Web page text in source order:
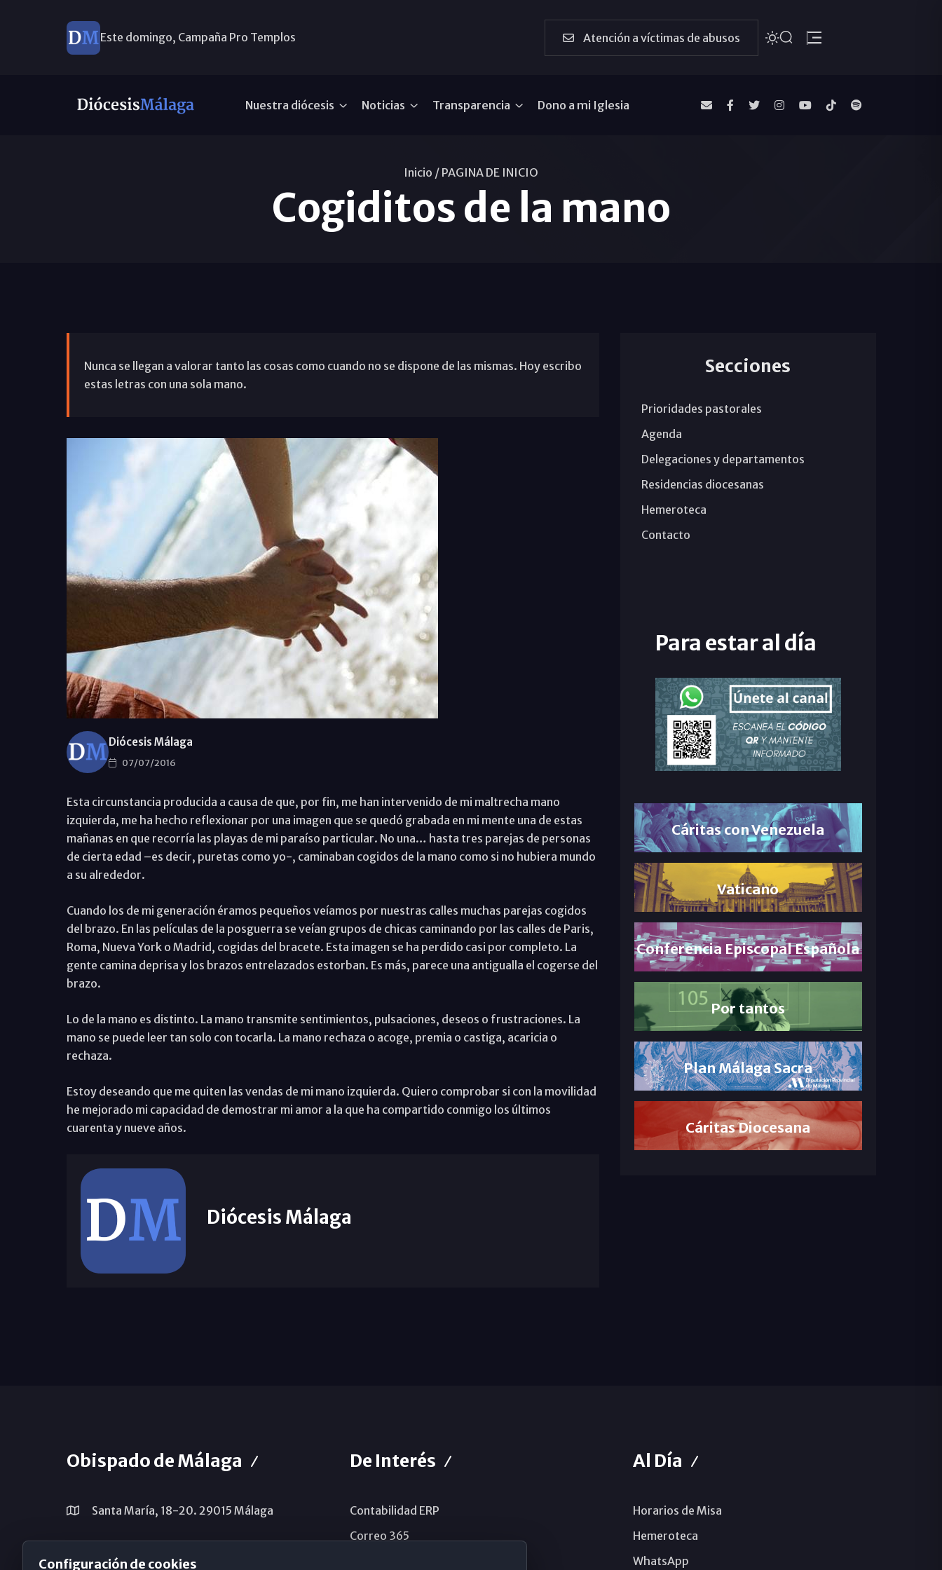
Este domingo, Campaña Pro Templos Atención a víctimas de abusos
Nuestra diócesis Noticias Transparencia Dono a mi Iglesia
Inicio / PAGINA DE INICIO
Cogiditos de la mano
Nunca se llegan a valorar tanto las cosas como cuando no se dispone de las mismas. Hoy escribo
estas letras con una sola mano.
Diócesis Málaga
07/07/2016
Esta circunstancia producida a causa de que, por fin, me han intervenido de mi maltrecha mano
izquierda, me ha hecho reflexionar por una imagen que se quedó grabada en mi mente una de estas
mañanas en que recorría las playas de mi paraíso particular. No una… hasta tres parejas de personas
de cierta edad –es decir, puretas como yo-, caminaban cogidos de la mano como si no hubiera mundo
a su alrededor.
Cuando los de mi generación éramos pequeños veíamos por nuestras calles muchas parejas cogidos
del brazo. En las películas de la posguerra se veían grupos de chicas caminando por las calles de Paris,
Roma, Nueva York o Madrid, cogidas del bracete. Esta imagen se ha perdido casi por completo. La
gente camina deprisa y los brazos entrelazados estorban. Es más, parece una antigualla el cogerse del
brazo.
Lo de la mano es distinto. La mano transmite sentimientos, pulsaciones, deseos o frustraciones. La
mano se puede leer tan solo con tocarla. La mano rechaza o acoge, premia o castiga, acaricia o
rechaza.
Estoy deseando que me quiten las vendas de mi mano izquierda. Quiero comprobar si con la movilidad
he mejorado mi capacidad de demostrar mi amor a la que ha compartido conmigo los últimos
cuarenta y nueve años.
Diócesis Málaga
Secciones
Prioridades pastorales
Agenda
Delegaciones y departamentos
Residencias diocesanas
Hemeroteca
Contacto
Para estar al día
Cáritas con Venezuela
Vaticano
Conferencia Episcopal Española
Por tantos
Plan Málaga Sacra
Cáritas Diocesana
Obispado de Málaga
Santa María, 18-20. 29015 Málaga
De Interés
Contabilidad ERP
Correo 365
Al Día
Horarios de Misa
Hemeroteca
WhatsApp
Configuración de cookies